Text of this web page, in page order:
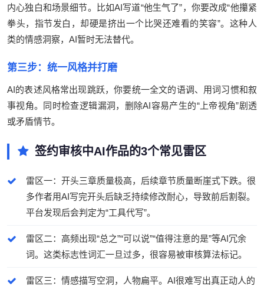
内心独白和场景细节。比如AI写道“他生气了”，你要改成“他攥紧
拳头，指节发白，却硬是挤出一个比哭还难看的笑容”。这种人
类的情感洞察，AI暂时无法替代。
第三步：统一风格并打磨
AI的表述风格常出现跳跃，你要统一全文的语调、用词习惯和叙
事视角。同时检查逻辑漏洞，删除AI容易产生的“上帝视角”剧透
或矛盾情节。
签约审核中AI作品的3个常见雷区
雷区一：开头三章质量极高，后续章节质量断崖式下跌。很
多作者用AI写完开头后缺乏持续修改耐心，导致前后割裂。
平台发现后会判定为“工具代写”。
雷区二：高频出现“总之”“可以说”“值得注意的是”等AI冗余
词。这类标志性词汇一旦过多，很容易被审核算法标记。
雷区三：情感描写空洞，人物扁平。AI很难写出真正动人的